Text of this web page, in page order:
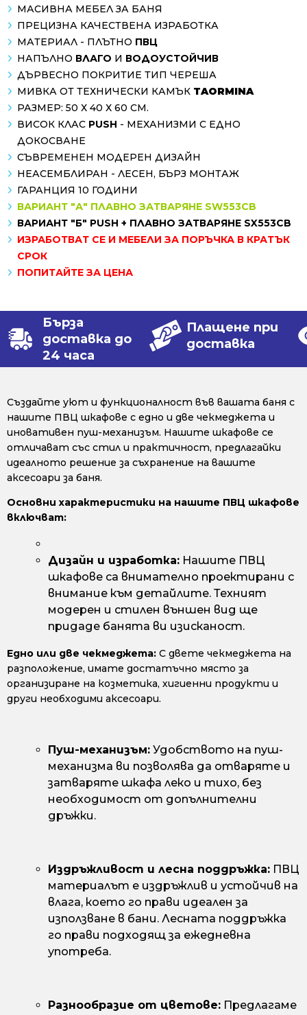
МАСИВНА МЕБЕЛ ЗА БАНЯ
ПРЕЦИЗНА КАЧЕСТВЕНА ИЗРАБОТКА
МАТЕРИАЛ - ПЛЪТНО ПВЦ
НАПЪЛНО ВЛАГО И ВОДОУСТОЙЧИВ
ДЪРВЕСНО ПОКРИТИЕ ТИП ЧЕРЕША
МИВКА ОТ ТЕХНИЧЕСКИ КАМЪК TAORMINA
РАЗМЕР: 50 Х 40 Х 60 СМ.
ВИСОК КЛАС PUSH - МЕХАНИЗМИ С ЕДНО
ДОКОСВАНЕ
СЪВРЕМЕНЕН МОДЕРЕН ДИЗАЙН
НЕАСЕМБЛИРАН - ЛЕСЕН, БЪРЗ МОНТАЖ
ГАРАНЦИЯ 10 ГОДИНИ
ВАРИАНТ "А" ПЛАВНО ЗАТВАРЯНЕ SW553CB
ВАРИАНТ "Б" PUSH + ПЛАВНО ЗАТВАРЯНЕ SX553CB
ИЗРАБОТВАТ СЕ И МЕБЕЛИ ЗА ПОРЪЧКА В КРАТЪК
СРОК
ПОПИТАЙТЕ ЗА ЦЕНА
Бърза
доставка до
24 часа
Плащене при
доставка
Създайте уют и функционалност във вашата баня с
нашите ПВЦ шкафове с едно и две чекмеджета и
иновативен пуш-механизъм. Нашите шкафове се
отличават със стил и практичност, предлагайки
идеалното решение за съхранение на вашите
аксесоари за баня.
Основни характеристики на нашите ПВЦ шкафове
включват:
Дизайн и изработка: Нашите ПВЦ
шкафове са внимателно проектирани с
внимание към детайлите. Техният
модерен и стилен външен вид ще
придаде банята ви изисканост.
Едно или две чекмеджета: С двете чекмеджета на
разположение, имате достатъчно място за
организиране на козметика, хигиенни продукти и
други необходими аксесоари.
Пуш-механизъм: Удобството на пуш-
механизма ви позволява да отваряте и
затваряте шкафа леко и тихо, без
необходимост от допълнителни
дръжки.
Издръжливост и лесна поддръжка: ПВЦ
материалът е издръжлив и устойчив на
влага, което го прави идеален за
използване в бани. Лесната поддръжка
го прави подходящ за ежедневна
употреба.
Разнообразие от цветове: Предлагаме